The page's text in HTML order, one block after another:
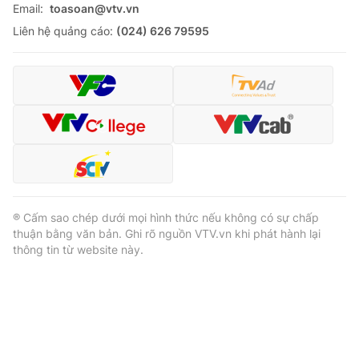
Email: toasoan@vtv.vn
Liên hệ quảng cáo: (024) 626 79595
® Cấm sao chép dưới mọi hình thức nếu không có sự chấp
thuận bằng văn bản. Ghi rõ nguồn VTV.vn khi phát hành lại
thông tin từ website này.